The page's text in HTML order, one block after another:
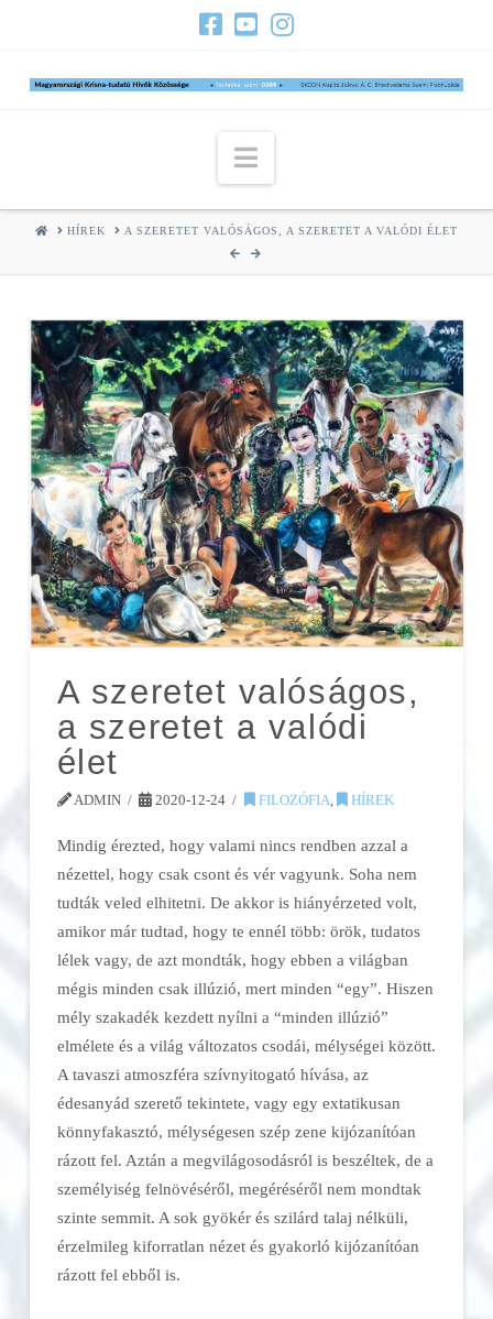
Navigation
HOMEHÍREK A SZERETET VALÓSÁGOS, A SZERETET A VALÓDI ÉLET
A szeretet valóságos,
a szeretet a valódi
élet
ADMIN 2020-12-24 FILOZÓFIA, HÍREK
Mindig érezted, hogy valami nincs rendben azzal a
nézettel, hogy csak csont és vér vagyunk. Soha nem
tudták veled elhitetni. De akkor is hiányérzeted volt,
amikor már tudtad, hogy te ennél több: örök, tudatos
lélek vagy, de azt mondták, hogy ebben a világban
mégis minden csak illúzió, mert minden “egy”. Hiszen
mély szakadék kezdett nyílni a “minden illúzió”
elmélete és a világ változatos csodái, mélységei között.
A tavaszi atmoszféra szívnyitogató hívása, az
édesanyád szerető tekintete, vagy egy extatikusan
könnyfakasztó, mélységesen szép zene kijózanítóan
rázott fel. Aztán a megvilágosodásról is beszéltek, de a
személyiség felnövéséről, megéréséről nem mondtak
szinte semmit. A sok gyökér és szilárd talaj nélküli,
érzelmileg kiforratlan nézet és gyakorló kijózanítóan
rázott fel ebből is.